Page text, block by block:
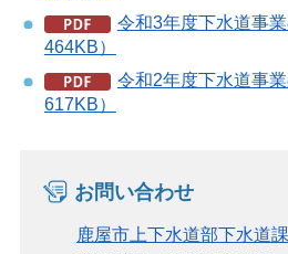
令和3年度下水道事
464KB）
令和2年度下水道事
617KB）
お問い合わせ
鹿屋市上下水道部下水道